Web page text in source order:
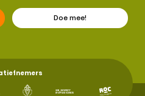
Doe mee!